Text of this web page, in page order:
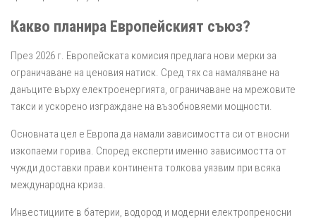
Какво планира Европейският съюз?
През 2026 г. Европейската комисия предлага нови мерки за
ограничаване на ценовия натиск. Сред тях са намаляване на
данъците върху електроенергията, ограничаване на мрежовите
такси и ускорено изграждане на възобновяеми мощности.
Основната цел е Европа да намали зависимостта си от вносни
изкопаеми горива. Според експерти именно зависимостта от
чужди доставки прави континента толкова уязвим при всяка
международна криза.
Инвестициите в батерии, водород и модерни електропреносни